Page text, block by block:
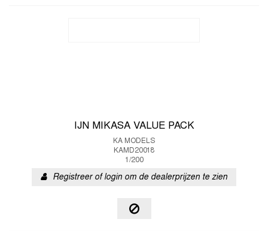
IJN MIKASA VALUE PACK
KA MODELS
KAMD20018
1/200
Registreer of login om de dealerprijzen te zien